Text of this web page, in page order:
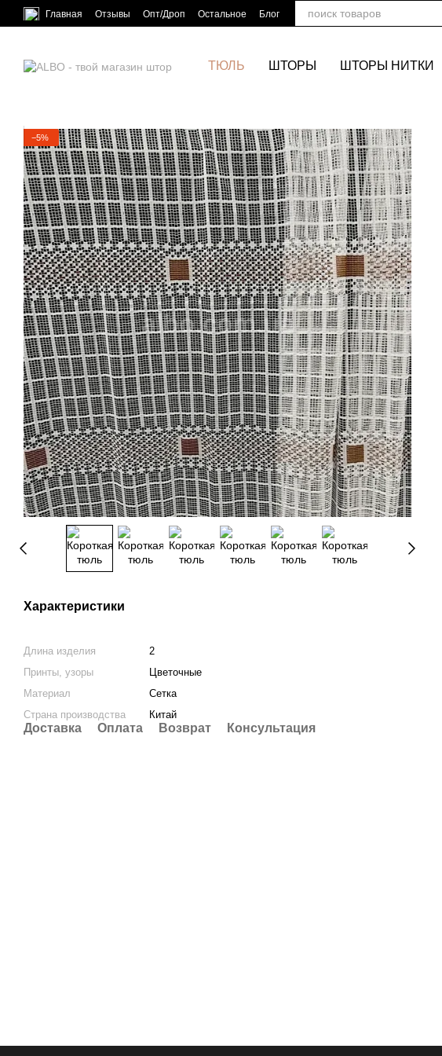
Перейти к основному контенту
Главная Отзывы Опт/Дроп Остальное Блог
ТЮЛЬ ШТОРЫ ШТОРЫ НИТКИ
−5%
Характеристики
Длина изделия
2
Принты, узоры
Цветочные
Материал
Сетка
Страна производства
Китай
Доставка Оплата Возврат Консультация